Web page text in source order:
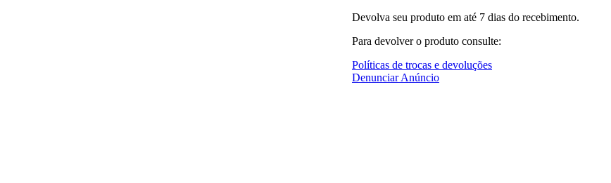
Devolva seu produto em até 7 dias do recebimento.
Para devolver o produto consulte:
Políticas de trocas e devoluções
Denunciar Anúncio